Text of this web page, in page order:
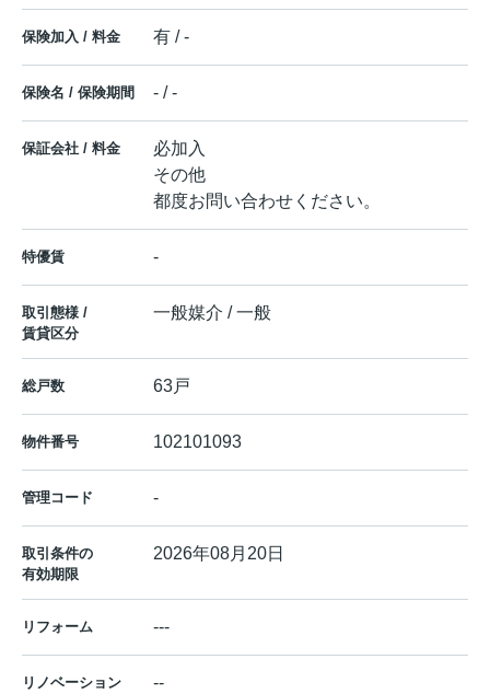
保険加入 / 料金 有 / -
保険名 / 保険期間 - / -
保証会社 / 料金
必加入
その他
都度お問い合わせください。
特優賃 -
取引態様 /
賃貸区分
一般媒介 / 一般
総戸数 63戸
物件番号 102101093
管理コード -
取引条件の
有効期限
2026年08月20日
リフォーム ---
リノベーション --